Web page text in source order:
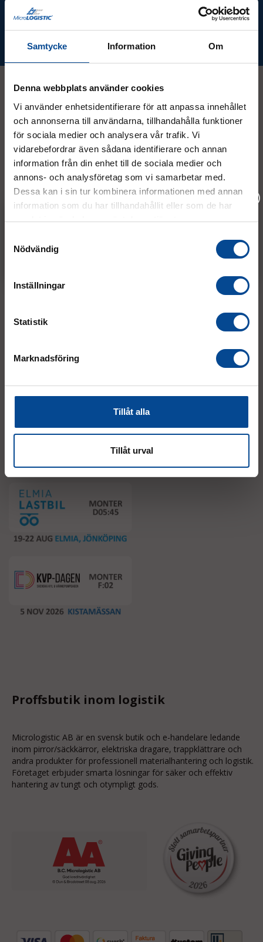
Samtycke Information Om
Denna webbplats använder cookies
Vi använder enhetsidentifierare för att anpassa innehållet
och annonserna till användarna, tillhandahålla funktioner
för sociala medier och analysera vår trafik. Vi
vidarebefordrar även sådana identifierare och annan
information från din enhet till de sociala medier och
annons- och analysföretag som vi samarbetar med.
Dessa kan i sin tur kombinera informationen med annan
information som du har tillhandahållit eller som de har
samlat in när du har använt deras tjänster.
Nödvändig
Inställningar
Statistik
Marknadsföring
Tillåt alla
Tillåt urval
Prenumerera
Kontakt
08 - 544 401 50
info@micrologistic.com
order@micrologistic.com
support@micrologistic.com
187 66 Täby
Fre:7.30–14.00
AVVIKANDE ÖPPETTIDER
Proffsbutik inom logistik
Micrologistic AB är en svensk butik och e-handelare ledande
inom pirror/säckkärror, elektriska dragare, trappklättrare och
andra produkter för professionell materialhantering och logistik.
Företaget erbjuder smarta lösningar för säker och effektiv
hantering av tungt och otympligt gods.